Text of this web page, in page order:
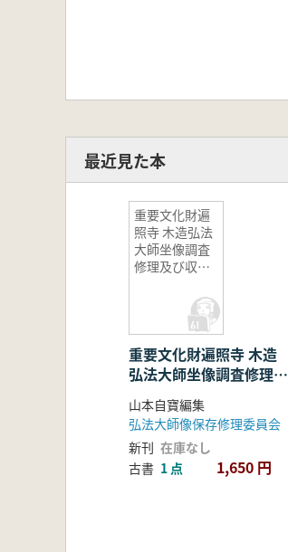
最近見た本
重要文化財遍
照寺 木造弘法
大師坐像調査
修理及び収蔵
重要文化財遍照寺 木造
弘法大師坐像調査修理及
び収蔵庫建築概要報告書
山本自寶編集
弘法大師像保存修理委員会
新刊 在庫なし
古書 1 点 1,650 円